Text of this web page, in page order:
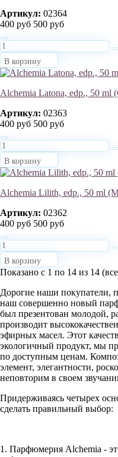
Артикул: 02364
400 руб 500 руб
В корзину
Alchemia Latona, edp., 50 ml
Артикул: 02363
400 руб 500 руб
В корзину
Alchemia Lilith, edp., 50 ml
Артикул: 02362
400 руб 500 руб
В корзину
Показано с 1 по 14 из 14
Дорогие наши покупатели,
наш совершенно новый
был презентован молодой,
производит
эфирных масел. Этот
экологичный продукт, мы
по доступным ценам.
элемент, элегантности,
неповторим в своем
Придерживаясь четырех
сделать правильный выбор:
1. Парфюмерия Alchemia -